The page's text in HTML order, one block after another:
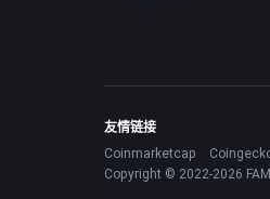
友情链接
Coinmarketcap
Copyright © 2022-2026